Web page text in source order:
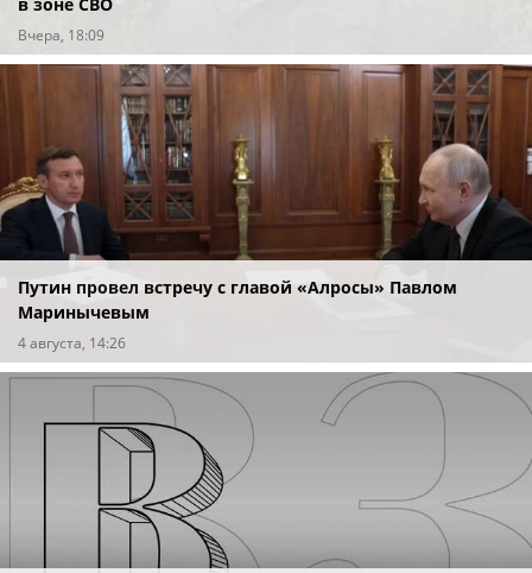
Вчера, 18:09
Путин провел встречу с главой «Алросы» Павлом
Маринычевым
4 августа, 14:26